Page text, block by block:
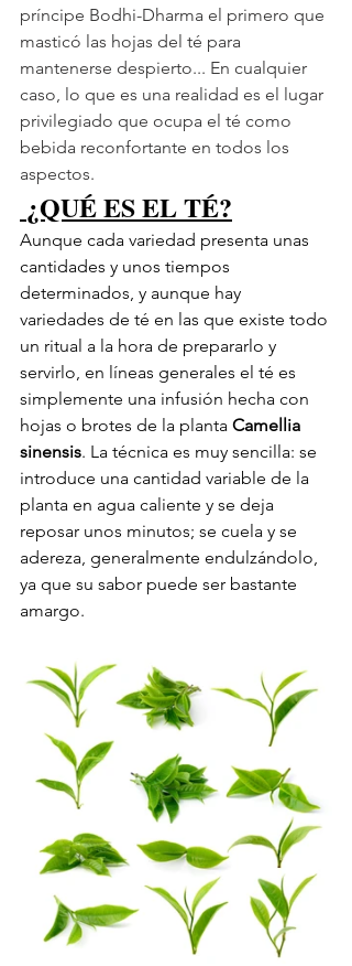
príncipe Bodhi-Dharma el primero que
masticó las hojas del té para
mantenerse despierto... En cualquier
caso, lo que es una realidad es el lugar
privilegiado que ocupa el té como
bebida reconfortante en todos los
aspectos.
¿QUÉ ES EL TÉ?
Aunque cada variedad presenta unas
cantidades y unos tiempos
determinados, y aunque hay
variedades de té en las que existe todo
un ritual a la hora de prepararlo y
servirlo, en líneas generales el té es
simplemente una infusión hecha con
hojas o brotes de la planta Camellia
sinensis. La técnica es muy sencilla: se
introduce una cantidad variable de la
planta en agua caliente y se deja
reposar unos minutos; se cuela y se
adereza, generalmente endulzándolo,
ya que su sabor puede ser bastante
amargo.